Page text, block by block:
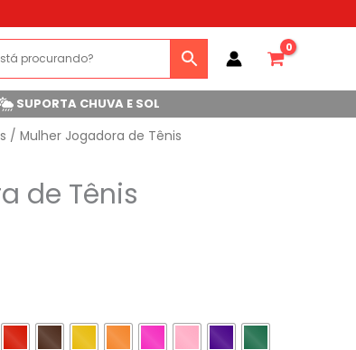
SUPORTA CHUVA E SOL
/ Mulher Jogadora de Tênis
de Tênis